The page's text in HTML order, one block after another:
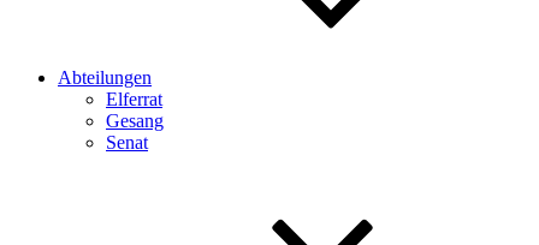
Abteilungen
Elferrat
Gesang
Senat